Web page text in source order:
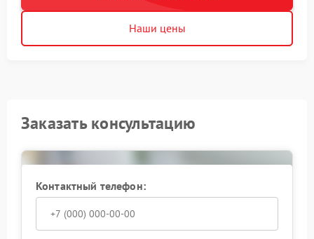
Наши цены
Заказать консультацию
Контактный телефон: